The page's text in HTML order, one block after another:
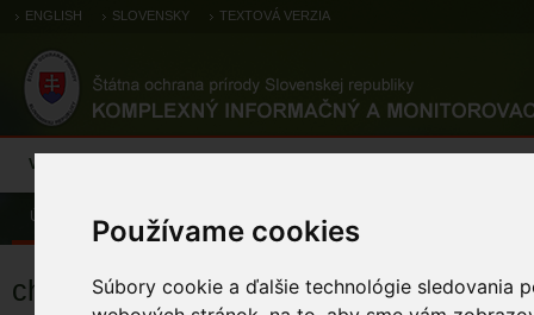
Používame cookies
Súbory cookie a ďalšie technológie sledovania
ENGLISH SLOVENSKY TEXTOVÁ VERZIA
Výsledky monitoringu
Úvod Pozorovania a výskytové dáta
chochlačka sivá